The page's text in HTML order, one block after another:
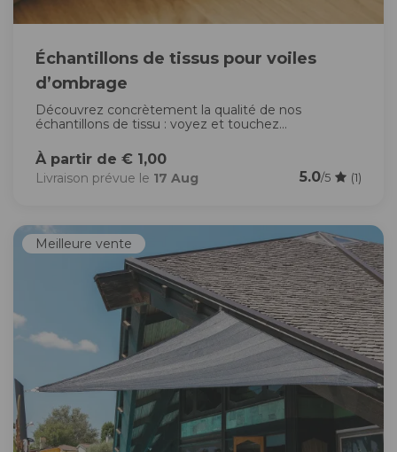
Échantillons de tissus pour voiles
d’ombrage
Découvrez concrètement la qualité de nos
échantillons de tissu : voyez et touchez...
À partir de € 1,00
Livraison prévue le 17 Aug 5.0/5 (1)
Meilleure vente